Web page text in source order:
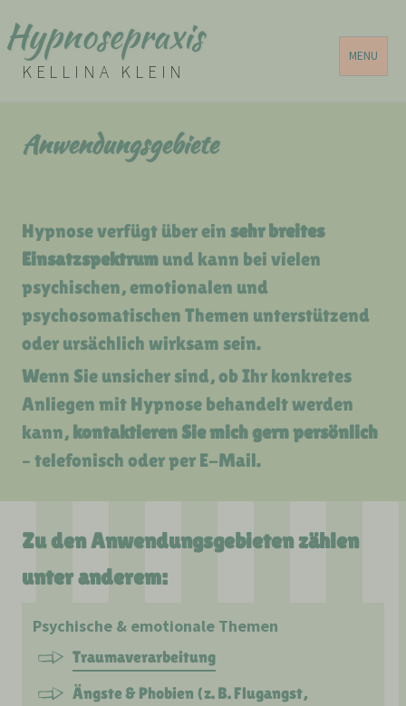
Hypnosepraxis
KELLINA KLEIN
MENU
Anwendungsgebiete
Hypnose verfügt über ein sehr breites
Einsatzspektrum und kann bei vielen
psychischen, emotionalen und
psychosomatischen Themen unterstützend
oder ursächlich wirksam sein.
Wenn Sie unsicher sind, ob Ihr konkretes
Anliegen mit Hypnose behandelt werden
kann, kontaktieren Sie mich gern persönlich
– telefonisch oder per E-Mail.
Zu den Anwendungsgebieten zählen
unter anderem:
Psychische & emotionale Themen
Traumaverarbeitung
Ängste & Phobien (z. B. Flugangst,